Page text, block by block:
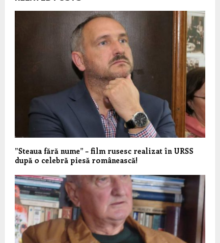
”Steaua fără nume” – film rusesc realizat în URSS
după o celebră piesă românească!